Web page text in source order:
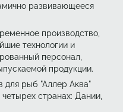
развивающееся
производство,
технологии и
персонал,
продукции.
для рыб "Аллер Аква"
странах: Дании,